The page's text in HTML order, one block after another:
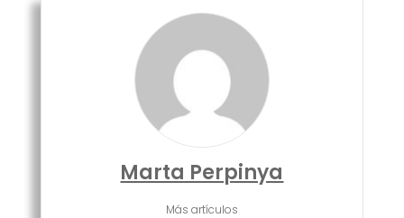
Marta Perpinya
Más artículos